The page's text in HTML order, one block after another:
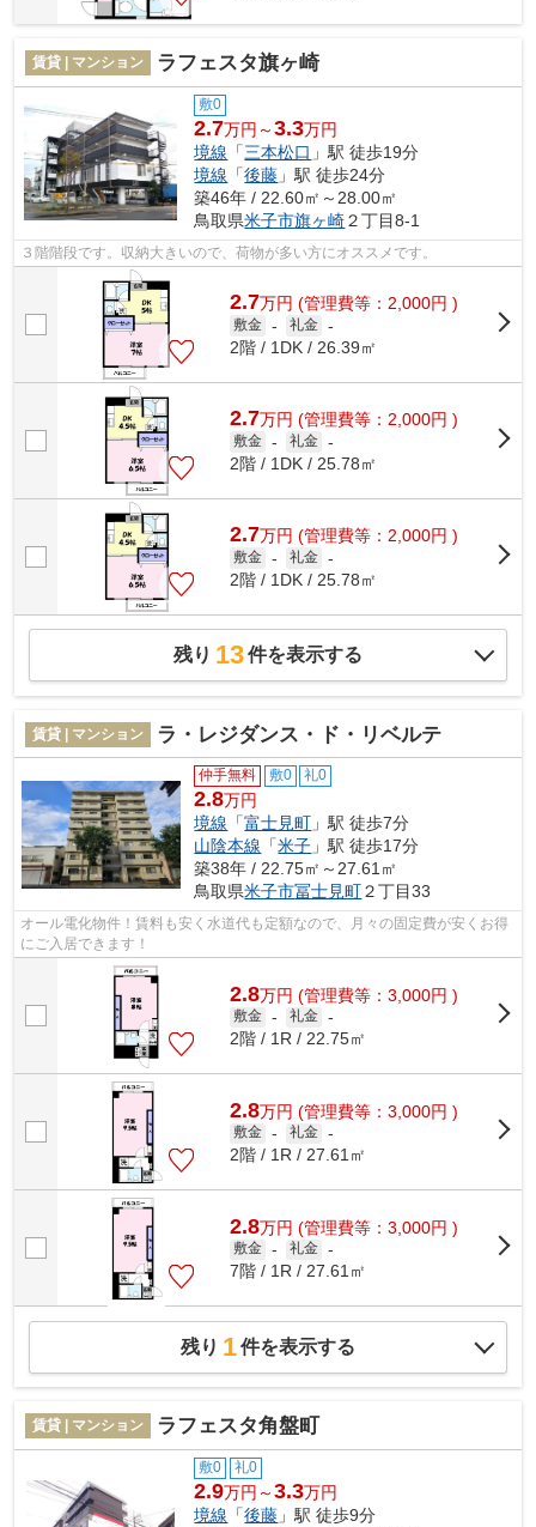
賃貸 | マンション ラフェスタ旗ヶ崎
敷0
2.7万円～3.3万円
境線 「三本松口 」駅 徒歩19分
境線 「後藤 」駅 徒歩24分
築46年 / 22.60㎡～28.00㎡
鳥取県米子市旗ヶ崎２丁目8-1
３階階段です。収納大きいので、荷物が多い方にオススメです。
2.7万円 (管理費等：2,000円 )
敷金 - 礼金 -
2階 / 1DK / 26.39㎡
2.7万円 (管理費等：2,000円 )
敷金 - 礼金 -
2階 / 1DK / 25.78㎡
2.7万円 (管理費等：2,000円 )
敷金 - 礼金 -
2階 / 1DK / 25.78㎡
残り 13件を表示する
賃貸 | マンション ラ・レジダンス・ド・リベルテ
仲手無料 敷0 礼0
2.8万円
境線 「富士見町 」駅 徒歩7分
山陰本線 「米子 」駅 徒歩17分
築38年 / 22.75㎡～27.61㎡
鳥取県米子市冨士見町２丁目33
オール電化物件！賃料も安く水道代も定額なので、月々の固定費が安くお得
にご入居できます！
2.8万円 (管理費等：3,000円 )
敷金 - 礼金 -
2階 / 1R / 22.75㎡
2.8万円 (管理費等：3,000円 )
敷金 - 礼金 -
2階 / 1R / 27.61㎡
2.8万円 (管理費等：3,000円 )
敷金 - 礼金 -
7階 / 1R / 27.61㎡
残り 1件を表示する
賃貸 | マンション ラフェスタ角盤町
敷0 礼0
2.9万円～3.3万円
境線 「後藤 」駅 徒歩9分